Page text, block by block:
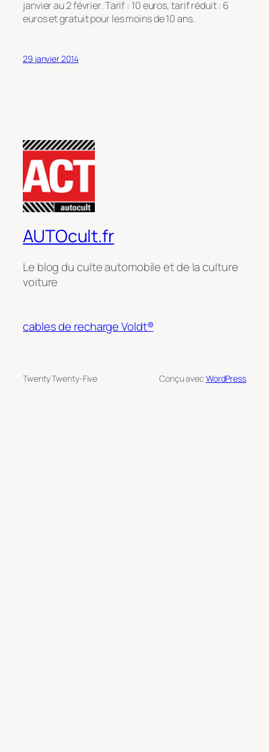
janvier au 2 février. Tarif : 10 euros, tarif réduit : 6
euros et gratuit pour les moins de 10 ans.
29 janvier 2014
AUTOcult.fr
Le blog du culte automobile et de la culture
voiture
cables de recharge Voldt®
Twenty Twenty-Five Conçu avec WordPress